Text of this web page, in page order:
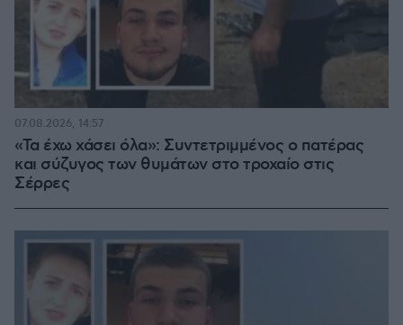
«Τα έχω χάσει όλα»: Συντετριμμένος ο πατέρας
και σύζυγος των θυμάτων στο τροχαίο στις
Σέρρες
07.08.2026, 14:57